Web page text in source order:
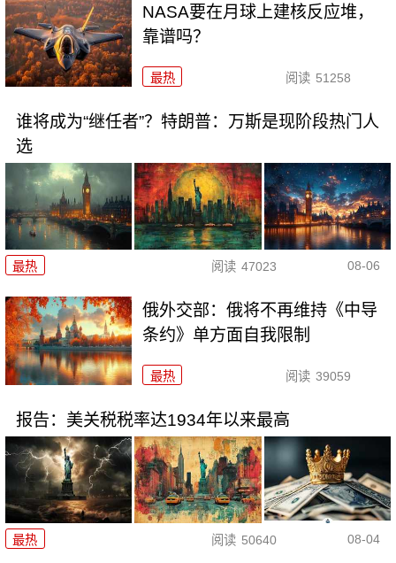
NASA要在月球上建核反应堆，
靠谱吗？
最热 阅读 51258
谁将成为“继任者”？特朗普：万斯是现阶段热门人
选
最热 阅读 47023 08-06
俄外交部：俄将不再维持《中导
条约》单方面自我限制
最热 阅读 39059
报告：美关税税率达1934年以来最高
最热 阅读 50640 08-04